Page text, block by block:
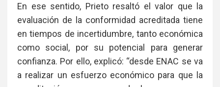
En ese sentido, Prieto resaltó el valor que la
evaluación de la conformidad acreditada tiene
en tiempos de incertidumbre, tanto económica
como social, por su potencial para generar
confianza. Por ello, explicó: “desde ENAC se va
a realizar un esfuerzo económico para que la